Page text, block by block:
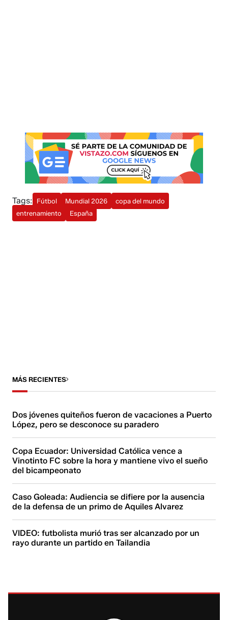
Tags: Fútbol Mundial 2026
copa del mundo
entrenamiento
España
MÁS RECIENTES
Dos jóvenes quiteños fueron de vacaciones a Puerto
López, pero se desconoce su paradero
Copa Ecuador: Universidad Católica vence a
Vinotinto FC sobre la hora y mantiene vivo el sueño
del bicampeonato
Caso Goleada: Audiencia se difiere por la ausencia
de la defensa de un primo de Aquiles Alvarez
VIDEO: futbolista murió tras ser alcanzado por un
rayo durante un partido en Tailandia